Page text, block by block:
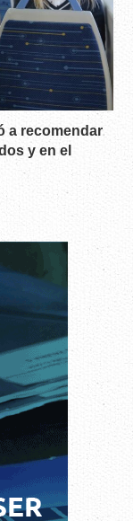
a recomendar
y en el